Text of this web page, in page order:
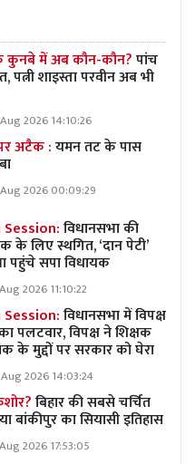
में अब कौन-कौन?पांच
पत्नी शाइस्ता परवीन अब भी
2026 14:10:26
अटैक :यमन तट के पास
2026 00:09:29
विधानसभा की
के लिए स्थगित, ‘दान पेटी’
पहुंचे सपा विधायक
2026 11:10:22
विधानसभा में विपक्ष
पलटवार, विपक्ष ने शिक्षक
के मुद्दों पर सरकार को घेरा
2026 14:03:24
बिहार की सबसे चर्चित
बांकीपुर का सियासी इतिहास
2026 17:53:05